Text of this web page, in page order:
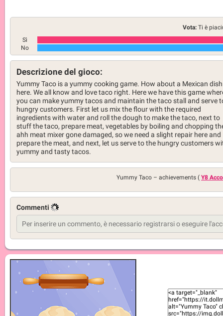
Vota: Ti è
Sì
No
Descrizione del gioco:
Yummy Taco is a yummy cooking game. How about a Mexican dish
here. We all know and love taco right. Here we have this game
you can make yummy tacos and maintain the taco stall and serve
hungry customers. First let us mix the flour with the required
ingredients with water and roll the dough to make the taco, next to
stuff the taco, prepare meat, vegetables by boiling and chopping
ahh meat mixer gone damaged, so we need a slight repair here and
prepare the meat, and next, let us serve to the hungry customers
yummy and tasty tacos.
Yummy Taco – achievements ( Y8
Commenti